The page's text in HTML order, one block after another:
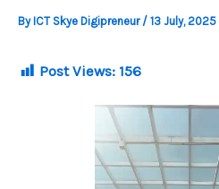
By ICT Skye Digipreneur / 13 July, 2025
Post Views: 156